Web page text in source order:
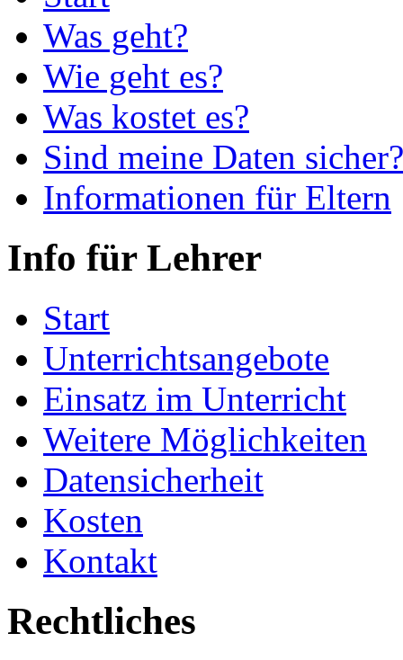
Was geht?
Wie geht es?
Was kostet es?
Sind meine Daten sicher?
Informationen für Eltern
Info für Lehrer
Start
Unterrichtsangebote
Einsatz im Unterricht
Weitere Möglichkeiten
Datensicherheit
Kosten
Kontakt
Rechtliches